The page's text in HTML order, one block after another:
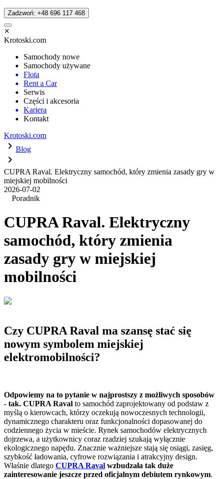
Zadzwoń: +48 696 117 468
Krotoski.com
Samochody nowe
Samochody używane
Flota
Rent a Car
Serwis
Części i akcesoria
Kariera
Kontakt
Krotoski.com
Blog
CUPRA Raval. Elektryczny samochód, który zmienia zasady gry w
miejskiej mobilności
2026-07-02
Poradnik
CUPRA Raval. Elektryczny
samochód, który zmienia
zasady gry w miejskiej
mobilności
Czy CUPRA Raval ma szansę stać się
nowym symbolem miejskiej
elektromobilności?
Odpowiemy na to pytanie w najprostszy z możliwych sposobów
- tak. CUPRA Raval to samochód zaprojektowany od podstaw z
myślą o kierowcach, którzy oczekują nowoczesnych technologii,
dynamicznego charakteru oraz funkcjonalności dopasowanej do
codziennego życia w mieście. Rynek samochodów elektrycznych
dojrzewa, a użytkownicy coraz rzadziej szukają wyłącznie
ekologicznego napędu. Znacznie ważniejsze stają się osiągi, zasięg,
szybkość ładowania, cyfrowe rozwiązania i atrakcyjny design.
Właśnie dlatego CUPRA Raval wzbudzała tak duże
zainteresowanie jeszcze przed oficjalnym debiutem rynkowym.